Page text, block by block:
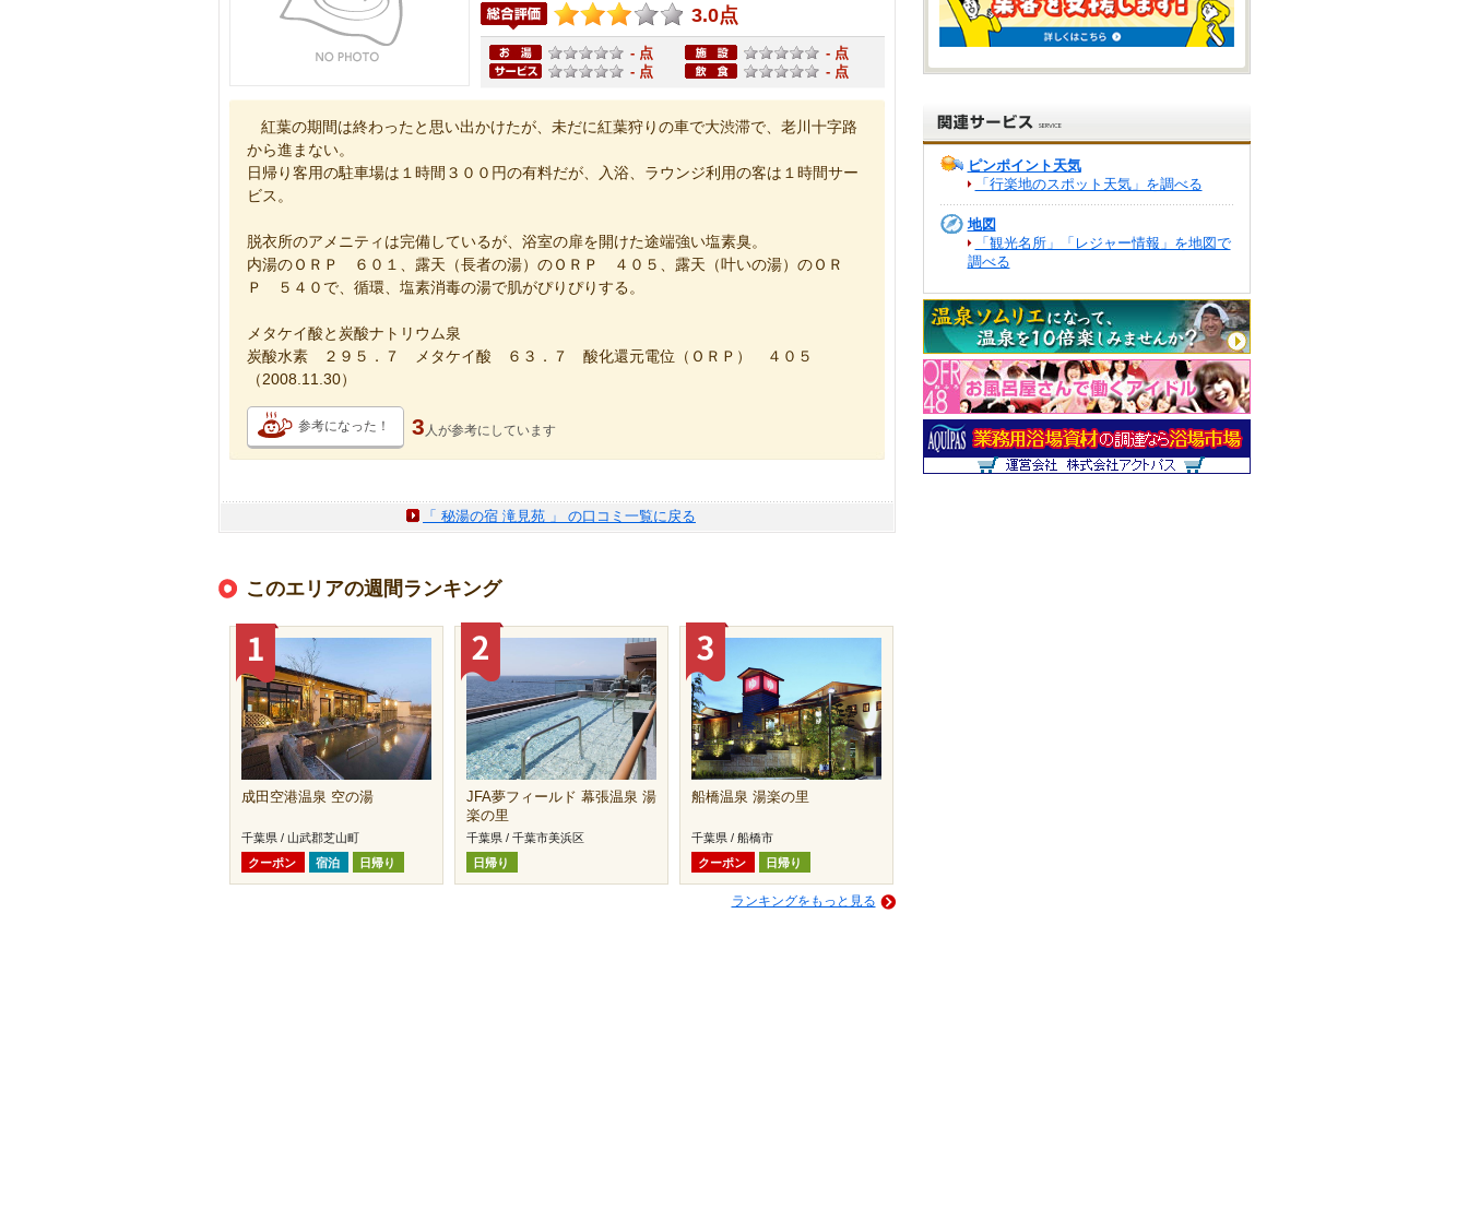
3.0点
- 点
- 点
- 点
- 点
紅葉の期間は終わったと思い出かけたが、未だに紅葉狩りの車で大渋滞で、老川十字路
から進まない。
日帰り客用の駐車場は１時間３００円の有料だが、入浴、ラウンジ利用の客は１時間サー
ビス。
脱衣所のアメニティは完備しているが、浴室の扉を開けた途端強い塩素臭。
内湯のＯＲＰ ６０１、露天（長者の湯）のＯＲＰ ４０５、露天（叶いの湯）のＯＲ
Ｐ ５４０で、循環、塩素消毒の湯で肌がぴりぴりする。
メタケイ酸と炭酸ナトリウム泉
炭酸水素 ２９５．７ メタケイ酸 ６３．７ 酸化還元電位（ＯＲＰ） ４０５
（2008.11.30）
参考になった！ 3 人が参考にしています
「 秘湯の宿 滝見苑 」 の口コミ一覧に戻る
このエリアの週間ランキング
成田空港温泉 空の湯
千葉県 / 山武郡芝山町
クーポン
宿泊 日帰り
JFA夢フィールド 幕張温泉 湯
楽の里
千葉県 / 千葉市美浜区
日帰り
船橋温泉 湯楽の里
千葉県 / 船橋市
クーポン
日帰り
ランキングをもっと見る
ピンポイント天気
「行楽地のスポット天気」を調べる
地図
「観光名所」「レジャー情報」を地図で
調べる